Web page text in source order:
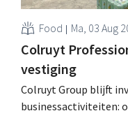
Food Ma, 03 Aug
Colruyt
vestiging
Colruyt Group blijft
businessactiviteiten: